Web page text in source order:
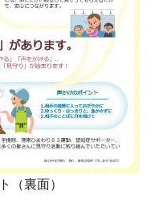
（裏面）